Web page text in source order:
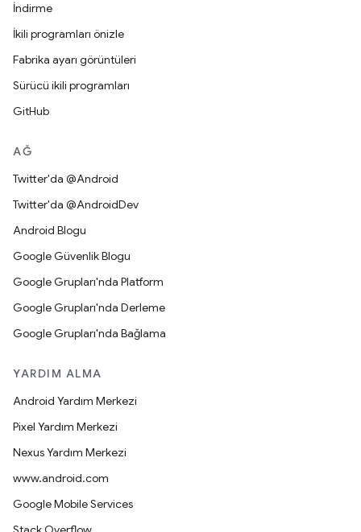
İndirme
İkili programları önizle
Fabrika ayarı görüntüleri
Sürücü ikili programları
GitHub
AĞ
Twitter'da @Android
Twitter'da @AndroidDev
Android Blogu
Google Güvenlik Blogu
Google Grupları'nda Platform
Google Grupları'nda Derleme
Google Grupları'nda Bağlama
YARDIM ALMA
Android Yardım Merkezi
Pixel Yardım Merkezi
Nexus Yardım Merkezi
www.android.com
Google Mobile Services